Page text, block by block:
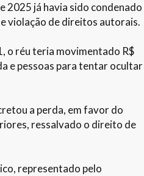
2025 já havia sido condenado
violação de direitos autorais.
o réu teria movimentado R$
e pessoas para tentar ocultar
a perda, em favor do
ressalvado o direito de
representado pelo